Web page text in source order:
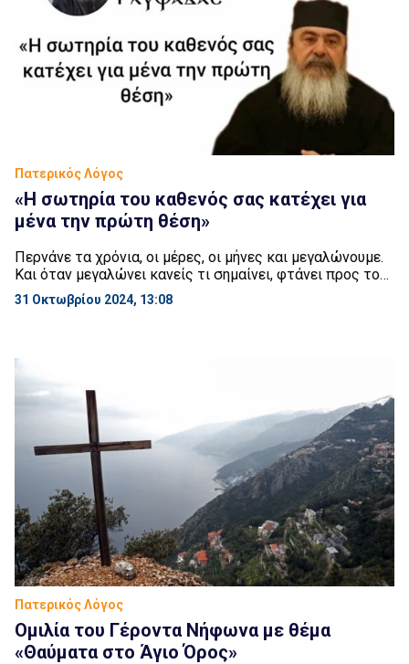
Πατερικός Λόγος
«Η σωτηρία του καθενός σας κατέχει για
μένα την πρώτη θέση»
Περνάνε τα χρόνια, οι μέρες, οι μήνες και μεγαλώνουμε.
Και όταν μεγαλώνει κανείς τι σημαίνει, φτάνει προς το
τέλος. Κάθε μέρα που περνάει είναι και μία μέρα πιο
κοντά στην αναχώρησή μας. Και βλέπω, δεν λέω μόνο
31 Οκτωβρίου 2024, 13:08
Πατερικός Λόγος
Oμιλία του Γέροντα Νήφωνα με θέμα
«Θαύματα στο Άγιο Όρος»